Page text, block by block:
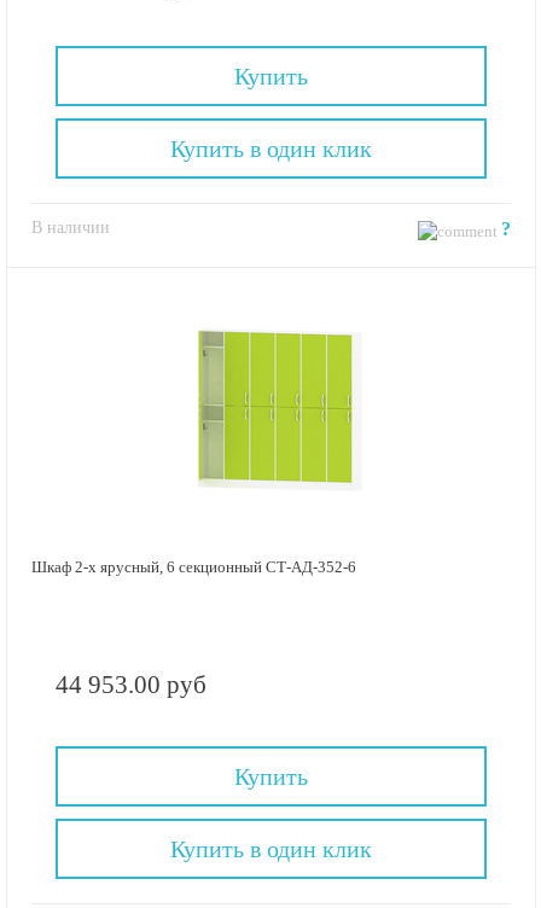
Купить
В наличии ?
Купить в один клик
Шкаф 2-х ярусный, 6 секционный СТ-АД-352-6
44 953.00 руб
Купить
Купить в один клик